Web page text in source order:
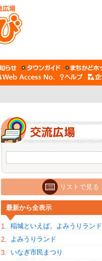
リストで見る
最新から全表示
1. 稲城といえば、よみうりランド
2.
よみうりランド
3.
いなぎ市民まつり